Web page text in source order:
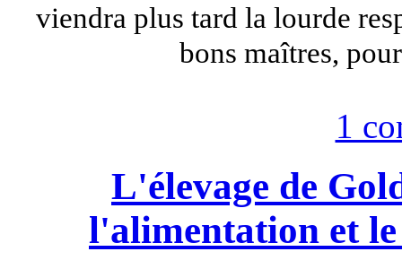
viendra plus tard la lourde
bons maîtres,
1
L'élevage de
l'alimentation et